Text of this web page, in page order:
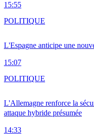
15:55
L'Espagne anticipe une
15:07
POLITIQUE
L'Allemagne renforce la
attaque hybride présumée
14:33
POLITIQUE